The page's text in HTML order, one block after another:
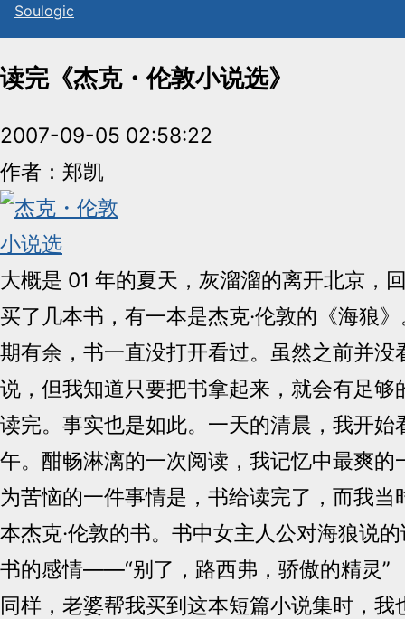
Soulogic
读完《杰克・伦敦小说选》
2007-09-05 02:58:22
作者：郑凯
大概是 01 年的夏天，灰溜溜的离开北京，
买了几本书，有一本是杰克·伦敦的《海狼
期有余，书一直没打开看过。虽然之前并没
说，但我知道只要把书拿起来，就会有足够
读完。事实也是如此。一天的清晨，我开始
午。酣畅淋漓的一次阅读，我记忆中最爽的
为苦恼的一件事情是，书给读完了，而我当
本杰克·伦敦的书。书中女主人公对海狼说
书的感情——“别了，路西弗，骄傲的精灵”
同样，老婆帮我买到这本短篇小说集时，我